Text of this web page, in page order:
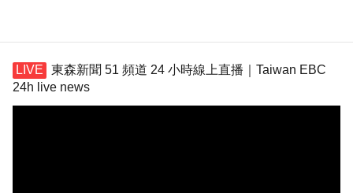
東森新聞 51 頻道 24 小時線上直播｜Taiwan EBC
24h live news